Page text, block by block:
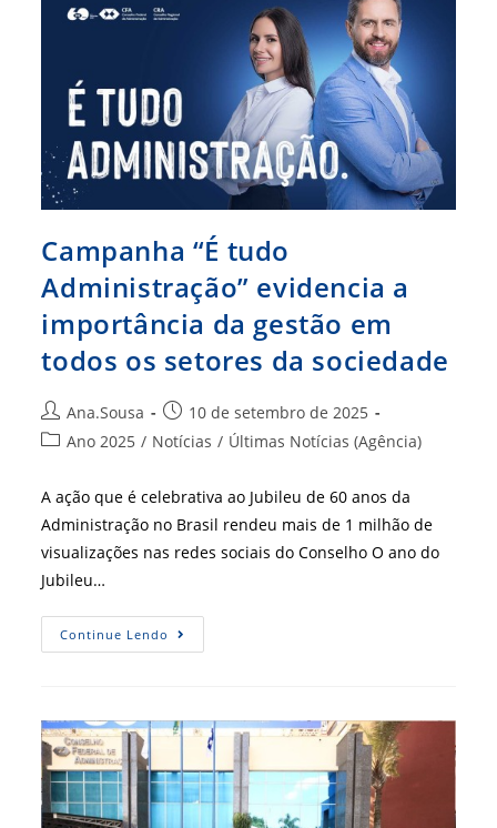
Campanha “É tudo
Administração” evidencia a
importância da gestão em
todos os setores da sociedade
Autor
do
Ana.Sousa
Post
publicado:
10 de setembro de 2025
Categoria
post:
Ano 2025 / Notícias / Últimas Notícias (Agência)
A ação que é celebrativa ao Jubileu de 60 anos da
Administração no Brasil rendeu mais de 1 milhão de
visualizações nas redes sociais do Conselho O ano do
Jubileu…
Continue Lendo Campanha
“É
Importância
Da
Gestão
Em
Todos
Os
Setores